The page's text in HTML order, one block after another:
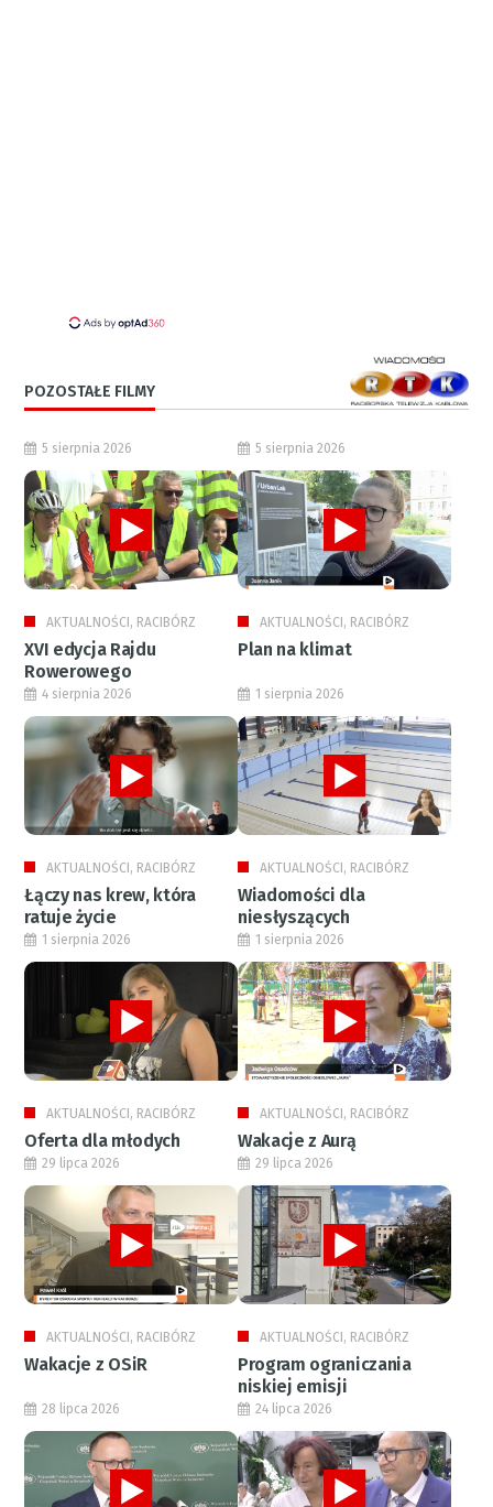
POZOSTAŁE FILMY
5 sierpnia 2026
AKTUALNOŚCI, RACIBÓRZ
XVI edycja Rajdu
Rowerowego
5 sierpnia 2026
AKTUALNOŚCI, RACIBÓRZ
Plan na klimat
4 sierpnia 2026
AKTUALNOŚCI, RACIBÓRZ
Łączy nas krew, która
ratuje życie
1 sierpnia 2026
AKTUALNOŚCI, RACIBÓRZ
Wiadomości dla
niesłyszących
1 sierpnia 2026
AKTUALNOŚCI, RACIBÓRZ
Oferta dla młodych
1 sierpnia 2026
AKTUALNOŚCI, RACIBÓRZ
Wakacje z Aurą
29 lipca 2026
AKTUALNOŚCI, RACIBÓRZ
Wakacje z OSiR
29 lipca 2026
AKTUALNOŚCI, RACIBÓRZ
Program ograniczania
niskiej emisji
28 lipca 2026 24 lipca 2026